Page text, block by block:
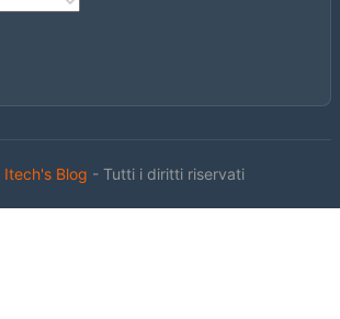
Itech's Blog - Tutti i diritti riservati